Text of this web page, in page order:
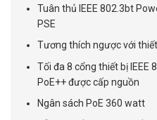
Tuân thủ IEEE 802.3bt
PSE
Tương thích ngược với
Tối đa 8 cổng thiết bị
PoE++ được cấp nguồn
Ngân sách PoE 360 watt